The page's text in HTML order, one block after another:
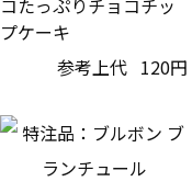
コたっぷりチョコチッ
プケーキ
参考上代 120円